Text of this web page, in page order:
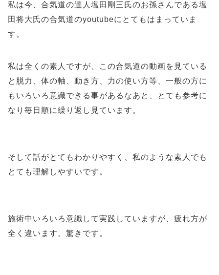
私は今、合気道の達人塩田剛三氏のお孫さんである塩
田 将大氏の合気道のyoutubeにとてもはまっていま
す。
私は全くの素人ですが、この合気道の動画を見ている
と脱力、体の軸、動き方、力の使い方等、一般の方に
もいろいろ意識できる事があるなあと、とても参考に
なり毎日順に繰り返し見ています。
そして話がとてもわかりやすく、私のような素人でも
とても理解しやすいです。
施術中いろいろ意識して実践していますが、疲れ方が
全く違います。驚きです。